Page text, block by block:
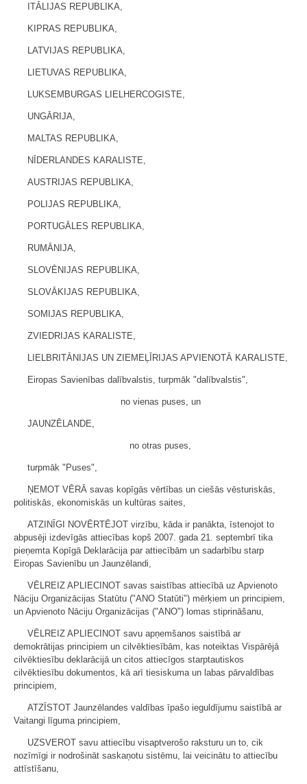
ITĀLIJAS REPUBLIKA,
KIPRAS REPUBLIKA,
LATVIJAS REPUBLIKA,
LIETUVAS REPUBLIKA,
LUKSEMBURGAS LIELHERCOGISTE,
UNGĀRIJA,
MALTAS REPUBLIKA,
NĪDERLANDES KARALISTE,
AUSTRIJAS REPUBLIKA,
POLIJAS REPUBLIKA,
PORTUGĀLES REPUBLIKA,
RUMĀNIJA,
SLOVĒNIJAS REPUBLIKA,
SLOVĀKIJAS REPUBLIKA,
SOMIJAS REPUBLIKA,
ZVIEDRIJAS KARALISTE,
LIELBRITĀNIJAS UN ZIEMEĻĪRIJAS APVIENOTĀ KARALISTE,
Eiropas Savienības dalībvalstis, turpmāk "dalībvalstis",
no vienas puses, un
JAUNZĒLANDE,
no otras puses,
turpmāk "Puses",
ŅEMOT VĒRĀ savas kopīgās vērtības un ciešās vēsturiskās,
politiskās, ekonomiskās un kultūras saites,
ATZINĪGI NOVĒRTĒJOT virzību, kāda ir panākta, īstenojot to
abpusēji izdevīgās attiecības kopš 2007. gada 21. septembrī tika
pieņemta Kopīgā Deklarācija par attiecībām un sadarbību starp
Eiropas Savienību un Jaunzēlandi,
VĒLREIZ APLIECINOT savas saistības attiecībā uz Apvienoto
Nāciju Organizācijas Statūtu ("ANO Statūti") mērķiem un principiem,
un Apvienoto Nāciju Organizācijas ("ANO") lomas stiprināšanu,
VĒLREIZ APLIECINOT savu apņemšanos saistībā ar
demokrātijas principiem un cilvēktiesībām, kas noteiktas Vispārējā
cilvēktiesību deklarācijā un citos attiecīgos starptautiskos
cilvēktiesību dokumentos, kā arī tiesiskuma un labas pārvaldības
principiem,
ATZĪSTOT Jaunzēlandes valdības īpašo ieguldījumu saistībā ar
Vaitangi līguma principiem,
UZSVEROT savu attiecību visaptverošo raksturu un to, cik
nozīmīgi ir nodrošināt saskaņotu sistēmu, lai veicinātu to attiecību
attīstīšanu,